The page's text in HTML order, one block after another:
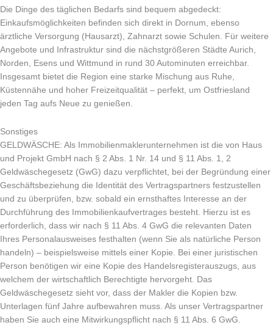
Die Dinge des täglichen Bedarfs sind bequem abgedeckt:
Einkaufsmöglichkeiten befinden sich direkt in Dornum, ebenso
ärztliche Versorgung (Hausarzt), Zahnarzt sowie Schulen. Für weitere
Angebote und Infrastruktur sind die nächstgrößeren Städte Aurich,
Norden, Esens und Wittmund in rund 30 Autominuten erreichbar.
Insgesamt bietet die Region eine starke Mischung aus Ruhe,
Küstennähe und hoher Freizeitqualität – perfekt, um Ostfriesland
jeden Tag aufs Neue zu genießen.
Sonstiges
GELDWÄSCHE: Als Immobilienmaklerunternehmen ist die von Haus
und Projekt GmbH nach § 2 Abs. 1 Nr. 14 und § 11 Abs. 1, 2
Geldwäschegesetz (GwG) dazu verpflichtet, bei der Begründung einer
Geschäftsbeziehung die Identität des Vertragspartners festzustellen
und zu überprüfen, bzw. sobald ein ernsthaftes Interesse an der
Durchführung des Immobilienkaufvertrages besteht. Hierzu ist es
erforderlich, dass wir nach § 11 Abs. 4 GwG die relevanten Daten
Ihres Personalausweises festhalten (wenn Sie als natürliche Person
handeln) – beispielsweise mittels einer Kopie. Bei einer juristischen
Person benötigen wir eine Kopie des Handelsregisterauszugs, aus
welchem der wirtschaftlich Berechtigte hervorgeht. Das
Geldwäschegesetz sieht vor, dass der Makler die Kopien bzw.
Unterlagen fünf Jahre aufbewahren muss. Als unser Vertragspartner
haben Sie auch eine Mitwirkungspflicht nach § 11 Abs. 6 GwG.